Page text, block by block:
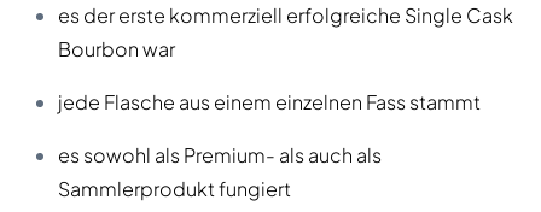
es der erste kommerziell erfolgreiche Single Cask
Bourbon war
jede Flasche aus einem einzelnen Fass stammt
es sowohl als Premium- als auch als
Sammlerprodukt fungiert